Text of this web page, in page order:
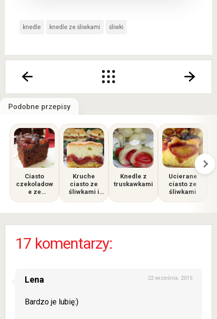
knedle knedle ze śliwkami śliwki
Podobne przepisy
Ciasto
czekoladow
e ze
Kruche
ciasto ze
śliwkami i
Knedle z
truskawkami
Ucierane
ciasto ze
śliwkami
17 komentarzy:
Lena 22 września, 2015
Bardzo je lubię:)